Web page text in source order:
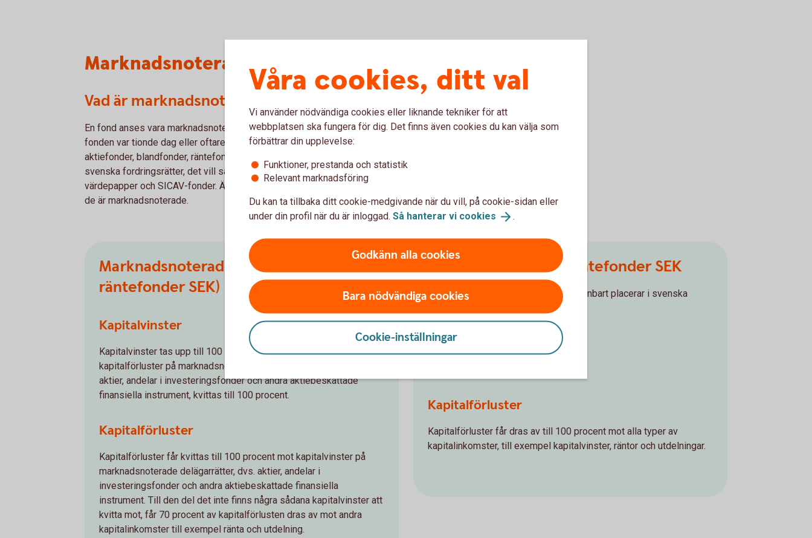
Marknadsnoterade fonder
Vad är marknadsnoterade fonder?
En fond anses vara marknadsnoterad om det sker handel eller inlösen i
fonden var tionde dag eller oftare. Gruppen innefattar marknadsnoterade
aktiefonder, blandfonder, räntefonder som inte uteslutande placerar i
svenska fordringsrätter, det vill säga obligationer och andra räntebärande
värdepapper och SICAV-fonder. Även hedgefonder ingår i denna grupp om
de är marknadsnoterade.
Marknadsnoterade fonder (utom
räntefonder SEK)
Kapitalvinster
Kapitalvinster tas upp till 100 procent. Mot kapitalvinster får
kapitalförluster på marknadsnoterade delägarrätter, det vill säga
aktier, andelar i investeringsfonder och andra aktiebeskattade
finansiella instrument, kvittas till 100 procent.
Kapitalförluster
Kapitalförluster får kvittas till 100 procent mot kapitalvinster på
marknadsnoterade delägarrätter, dvs. aktier, andelar i
investeringsfonder och andra aktiebeskattade finansiella
instrument. Till den del det inte finns några sådana kapitalvinster att
kvitta mot, får 70 procent av kapitalförlusten dras av mot andra
kapitalinkomster till exempel ränta och utdelning.
Marknadsnoterade räntefonder SEK
Marknadsnoterade räntefonder som enbart placerar i svenska
Kapitalvinster
Kapitalförluster
Kapitalförluster får dras av till 100 procent mot alla typer av
kapitalinkomster, till exempel kapitalvinster, räntor och utdelningar.
Våra cookies, ditt val
Vi använder nödvändiga cookies eller liknande tekniker för att
webbplatsen ska fungera för dig. Det finns även cookies du kan välja som
förbättrar din upplevelse:
Funktioner, prestanda och statistik
Relevant marknadsföring
Du kan ta tillbaka ditt cookie-medgivande när du vill, på cookie-sidan eller
under din profil när du är inloggad. Så hanterar vi cookies .
Godkänn alla cookies
Bara nödvändiga cookies
Cookie-inställningar